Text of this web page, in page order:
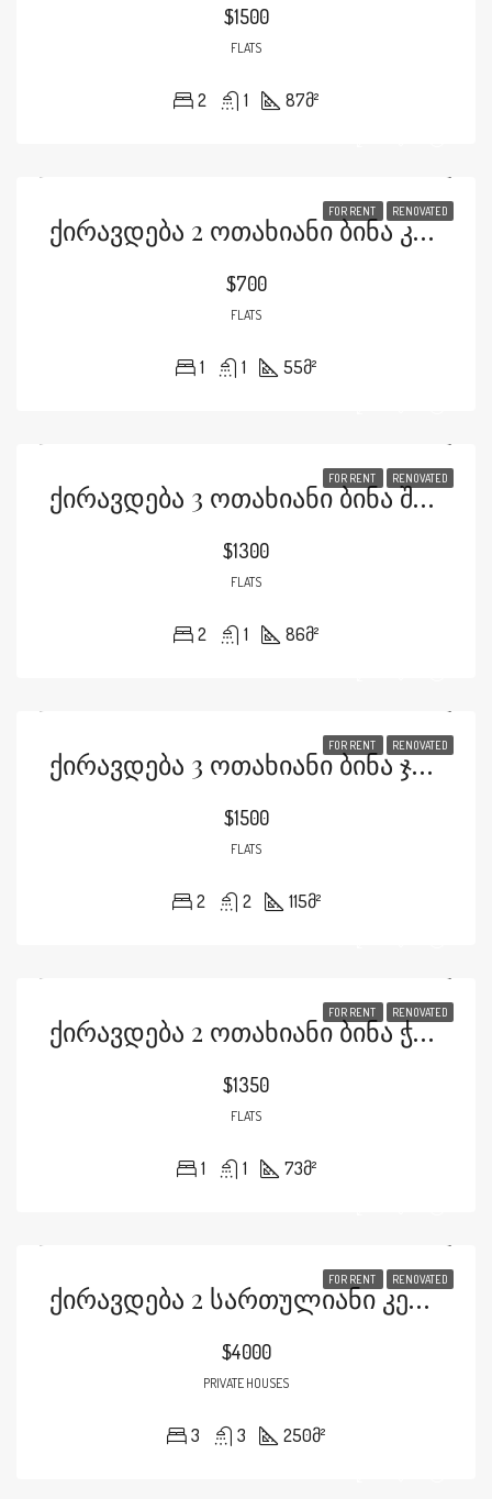
$1500
FLATS
2 1 87მ²
FOR RENT RENOVATED
Ქირავდება 2 Ოთახიანი Ბინა Კარტოზიაზე Მ2-Ში
$700
FLATS
1 1 55მ²
FOR RENT RENOVATED
Ქირავდება 3 Ოთახიანი Ბინა Შროშის Ქუჩაზე
$1300
FLATS
2 1 86მ²
FOR RENT RENOVATED
Ქირავდება 3 Ოთახიანი Ბინა Ჯანაშიას Ქუჩაზე
$1500
FLATS
2 2 115მ²
FOR RENT RENOVATED
Ქირავდება 2 Ოთახიანი Ბინა Ჭავჭავაძეზე Აქსისში
$1350
FLATS
1 1 73მ²
FOR RENT RENOVATED
Ქირავდება 2 Სართულიანი Კერძო Სახლი Წავკისში
$4000
PRIVATE HOUSES
3 3 250მ²